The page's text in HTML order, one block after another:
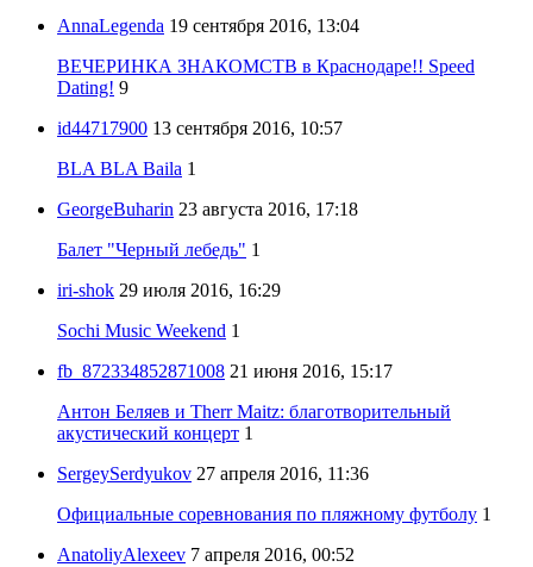
AnnaLegenda 19 сентября 2016, 13:04
ВЕЧЕРИНКА ЗНАКОМСТВ в Краснодаре!! Speed
Dating! 9
id44717900 13 сентября 2016, 10:57
BLA BLA Baila 1
GeorgeBuharin 23 августа 2016, 17:18
Балет "Черный лебедь" 1
iri-shok 29 июля 2016, 16:29
Sochi Music Weekend 1
fb_872334852871008 21 июня 2016, 15:17
Антон Беляев и Therr Maitz: благотворительный
акустический концерт 1
SergeySerdyukov 27 апреля 2016, 11:36
Официальные соревнования по пляжному футболу 1
AnatoliyAlexeev 7 апреля 2016, 00:52